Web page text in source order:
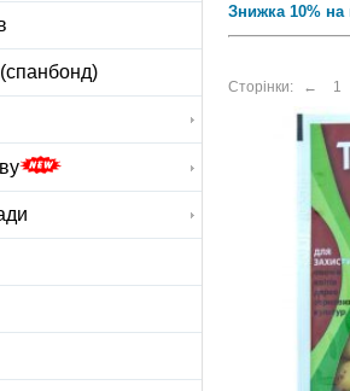
Знижка 10% на
Сторінки: ← 1